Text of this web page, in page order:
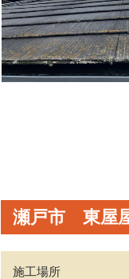
瀬戸市 東屋
施工場所